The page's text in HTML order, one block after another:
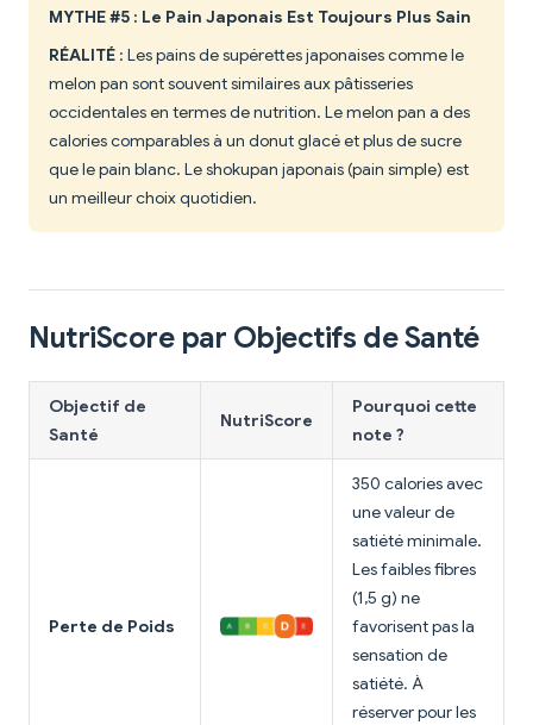
MYTHE #5 : Le Pain Japonais Est Toujours Plus Sain
RÉALITÉ : Les pains de supérettes japonaises comme le
melon pan sont souvent similaires aux pâtisseries
occidentales en termes de nutrition. Le melon pan a des
calories comparables à un donut glacé et plus de sucre
que le pain blanc. Le shokupan japonais (pain simple) est
un meilleur choix quotidien.
NutriScore par Objectifs de Santé
Objectif de
Santé
NutriScore
Pourquoi cette
note ?
Perte de Poids
350 calories avec
une valeur de
satiété minimale.
Les faibles fibres
(1,5 g) ne
favorisent pas la
sensation de
satiété. À
réserver pour les